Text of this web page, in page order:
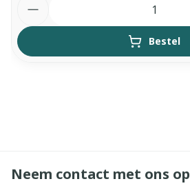
Bestel
Neem contact met ons op